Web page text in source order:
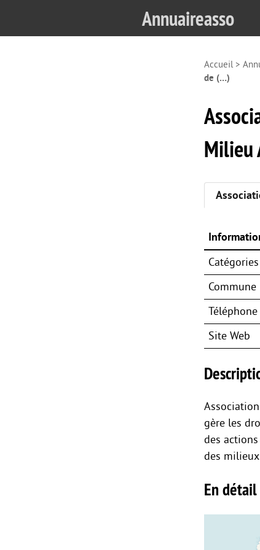
Annuaireasso
Accueil>
de (…)
Milieu
Catégories
Commune
Téléphone
Site Web
gère les
des
des
En détail